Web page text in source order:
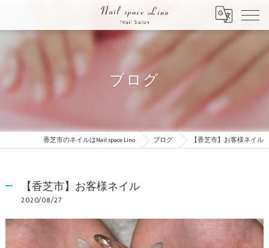
ブログ
香芝市のネイルはNail space Lino ブログ 【香芝市】お客様ネイル
【香芝市】お客様ネイル
2020/08/27